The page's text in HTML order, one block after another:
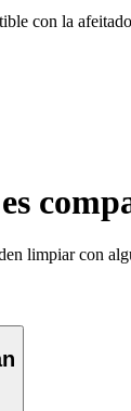
con la
limpiar con